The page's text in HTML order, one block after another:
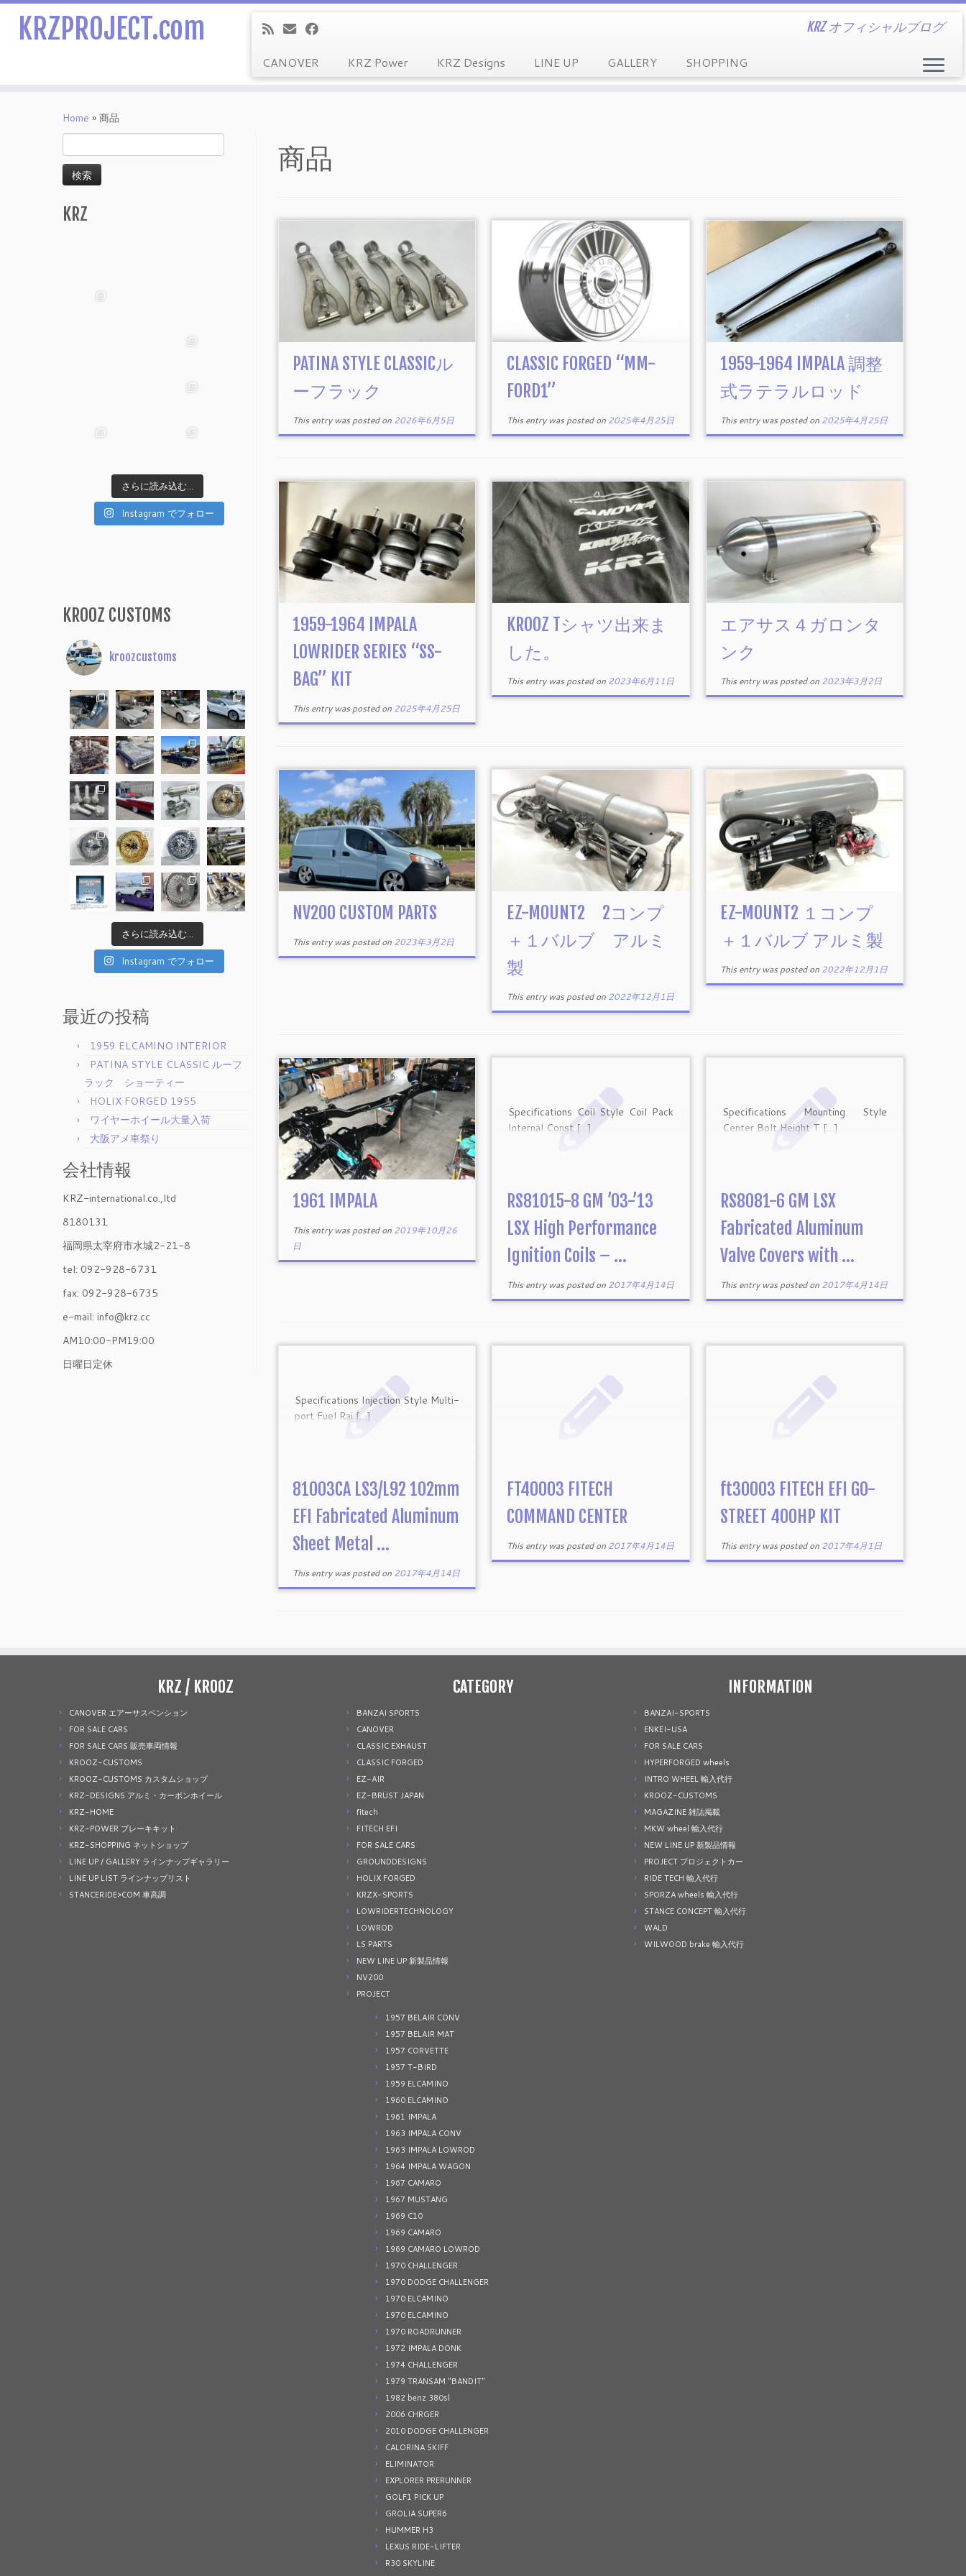
KRZPROJECT.com KRZ オフィシャルブログ
CANOVER KRZ Power KRZ Designs LINE UP GALLERY SHOPPING
Home » 商品
索:
KRZ
さらに読み込む...
Instagram でフォロー
KROOZ CUSTOMS
kroozcustoms
さらに読み込む...
Instagram でフォロー
最近の投稿
1959 ELCAMINO INTERIOR
PATINA STYLE CLASSIC ルーフ
ラック ショーティー
HOLIX FORGED 1955
ワイヤーホイール大量入荷
大阪アメ車祭り
会社情報
KRZ-international.co.,ltd
8180131
福岡県太宰府市水城2-21-8
tel: 092-928-6731
fax: 092-928-6735
e-mail: info@krz.cc
AM10:00-PM19:00
日曜日定休
商品
PATINA STYLE CLASSICル
ーフラック
This entry was posted on 2026年6月5日
CLASSIC FORGED “MM-
FORD1”
This entry was posted on 2025年4月25日
1959-1964 IMPALA 調整
式ラテラルロッド
This entry was posted on 2025年4月25日
1959-1964 IMPALA
LOWRIDER SERIES “SS-
BAG” KIT
This entry was posted on 2025年4月25日
KROOZ Tシャツ出来ま
した。
This entry was posted on 2023年6月11日
エアサス４ガロンタ
ンク
This entry was posted on 2023年3月2日
NV200 CUSTOM PARTS
This entry was posted on 2023年3月2日
EZ-MOUNT2 2コンプ
＋１バルブ アルミ
製
This entry was posted on 2022年12月1日
EZ-MOUNT2 １コンプ
＋１バルブ アルミ製
This entry was posted on 2022年12月1日
1961 IMPALA
This entry was posted on 2019年10月26
日
Specifications Coil Style Coil Pack
Internal Const […]
RS81015-8 GM ’03-’13
LSX High Performance
Ignition Coils – ...
This entry was posted on 2017年4月14日
Specifications Mounting Style
Center Bolt Height T […]
RS8081-6 GM LSX
Fabricated Aluminum
Valve Covers with ...
This entry was posted on 2017年4月14日
Specifications Injection Style Multi-
port Fuel Rai […]
81003CA LS3/L92 102mm
EFI Fabricated Aluminum
Sheet Metal ...
This entry was posted on 2017年4月14日
FT40003 FITECH
COMMAND CENTER
This entry was posted on 2017年4月14日
ft30003 FITECH EFI GO-
STREET 400HP KIT
This entry was posted on 2017年4月1日
KRZ / KROOZ
CANOVER エアーサスペンション
FOR SALE CARS
FOR SALE CARS 販売車両情報
KROOZ-CUSTOMS
KROOZ-CUSTOMS カスタムショップ
KRZ-DESIGNS アルミ・カーボンホイール
KRZ-HOME
KRZ-POWER ブレーキキット
KRZ-SHOPPING ネットショップ
LINE UP / GALLERY ラインナップギャラリー
LINE UP LIST ラインナップリスト
STANCERIDE>COM 車高調
CATEGORY
BANZAI SPORTS
CANOVER
CLASSIC EXHAUST
CLASSIC FORGED
EZ-AIR
EZ-BRUST JAPAN
fitech
FITECH EFI
FOR SALE CARS
GROUNDDESIGNS
HOLIX FORGED
KRZX-SPORTS
LOWRIDERTECHNOLOGY
LOWROD
LS PARTS
NEW LINE UP 新製品情報
NV200
PROJECT
1957 BELAIR CONV
1957 BELAIR MAT
1957 CORVETTE
1957 T-BIRD
1959 ELCAMINO
1960 ELCAMINO
1961 IMPALA
1963 IMPALA CONV
1963 IMPALA LOWROD
1964 IMPALA WAGON
1967 CAMARO
1967 MUSTANG
1969 C10
1969 CAMARO
1969 CAMARO LOWROD
1970 CHALLENGER
1970 DODGE CHALLENGER
1970 ELCAMINO
1970 ELCAMINO
1970 ROADRUNNER
1972 IMPALA DONK
1974 CHALLENGER
1979 TRANSAM "BANDIT"
1982 benz 380sl
2006 CHRGER
2010 DODGE CHALLENGER
CALORINA SKIFF
ELIMINATOR
EXPLORER PRERUNNER
GOLF1 PICK UP
GROLIA SUPER6
HUMMER H3
LEXUS RIDE-LIFTER
R30 SKYLINE
INFORMATION
BANZAI-SPORTS
ENKEI-USA
FOR SALE CARS
HYPERFORGED wheels
INTRO WHEEL 輸入代行
KROOZ-CUSTOMS
MAGAZINE 雑誌掲載
MKW wheel 輸入代行
NEW LINE UP 新製品情報
PROJECT プロジェクトカー
RIDE TECH 輸入代行
SPORZA wheels 輸入代行
STANCE CONCEPT 輸入代行
WALD
WILWOOD brake 輸入代行